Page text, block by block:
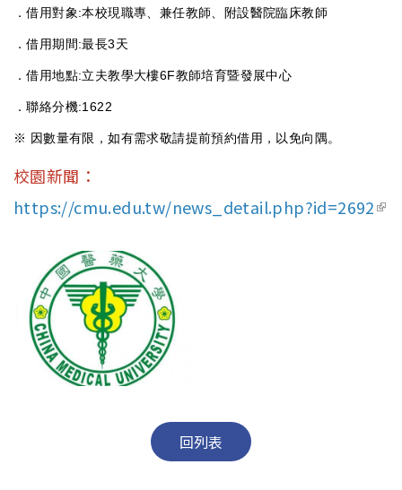
．借用對象:本校現職專、兼任教師、附設醫院臨床教師
．借用期間:最長3天
．借用地點:立夫教學大樓6F教師培育暨發展中心
．聯絡分機:1622
※ 因數量有限，如有需求敬請提前預約借用，以免向隅。
校園新聞：
https://cmu.edu.tw/news_detail.php?id=2692
回列表